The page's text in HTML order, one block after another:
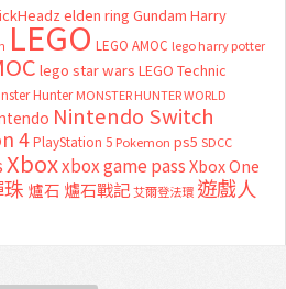
elden ring Gundam Harry
LEGO LEGO AMOC lego harry potter
lego star wars LEGO Technic
Hunter MONSTER HUNTER WORLD
Nintendo Switch
4 PlayStation 5 Pokemon ps5 SDCC
Xboxxbox game passXbox One
爐石 爐石戰記艾爾登法環 遊戲人